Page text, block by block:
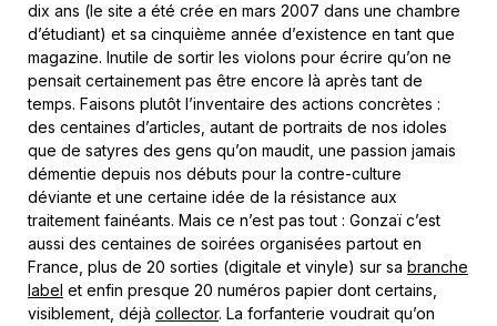
dix ans (le site a été crée en mars 2007 dans une chambre
d’étudiant) et sa cinquième année d’existence en tant que
magazine. Inutile de sortir les violons pour écrire qu’on ne
pensait certainement pas être encore là après tant de
temps. Faisons plutôt l’inventaire des actions concrètes :
des centaines d’articles, autant de portraits de nos idoles
que de satyres des gens qu’on maudit, une passion jamais
démentie depuis nos débuts pour la contre-culture
déviante et une certaine idée de la résistance aux
traitement fainéants. Mais ce n’est pas tout : Gonzaï c’est
aussi des centaines de soirées organisées partout en
France, plus de 20 sorties (digitale et vinyle) sur sa branche
label et enfin presque 20 numéros papier dont certains,
visiblement, déjà collector. La forfanterie voudrait qu’on